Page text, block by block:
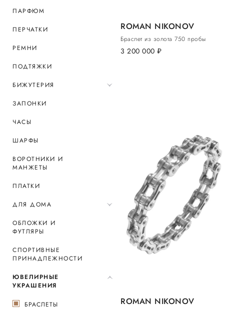
ПАРФЮМ
ПЕРЧАТКИ
РЕМНИ
ПОДТЯЖКИ
БИЖУТЕРИЯ
ЗАПОНКИ
ЧАСЫ
ШАРФЫ
ВОРОТНИКИ И
МАНЖЕТЫ
ПЛАТКИ
ДЛЯ ДОМА
ОБЛОЖКИ И
ФУТЛЯРЫ
СПОРТИВНЫЕ
ПРИНАДЛЕЖНОСТИ
ЮВЕЛИРНЫЕ
УКРАШЕНИЯ
БРАСЛЕТЫ
ROMAN NIKONOV
Браслет из золота 750 пробы
3 200 000 руб.
ROMAN NIKONOV